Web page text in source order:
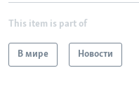
This item is part of
В мире Новости